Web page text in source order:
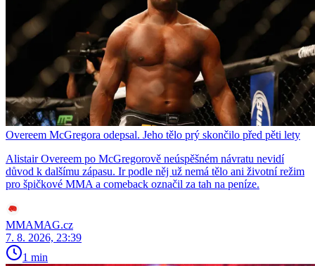
Overeem McGregora odepsal. Jeho tělo prý skončilo před pěti lety
Alistair Overeem po McGregorově neúspěšném návratu nevidí
důvod k dalšímu zápasu. Ir podle něj už nemá tělo ani životní režim
pro špičkové MMA a comeback označil za tah na peníze.
MMAMAG.cz
7. 8. 2026, 23:39
1 min